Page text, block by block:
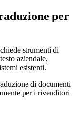
per
strumenti di
aziendale,
esistenti.
di documenti
per i rivenditori